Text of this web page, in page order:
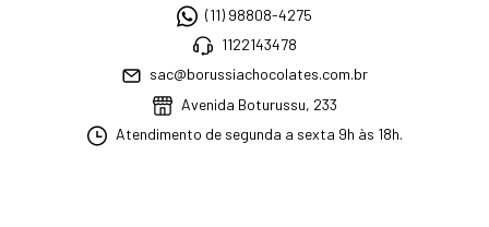
(11) 98808-4275
1122143478
sac@borussiachocolates.com.br
Avenida Boturussu, 233
Atendimento de segunda a sexta 9h às 18h.